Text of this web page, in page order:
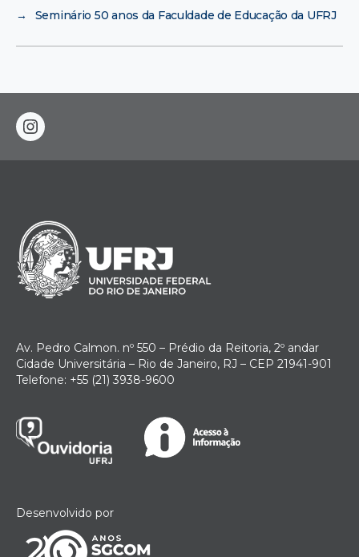
→
Seminário 50 anos da Faculdade de Educação da UFRJ
instagram
Av. Pedro Calmon. nº 550 – Prédio da Reitoria, 2º andar
Cidade Universitária – Rio de Janeiro, RJ – CEP 21941-901
Telefone: +55 (21) 3938-9600
Desenvolvido por